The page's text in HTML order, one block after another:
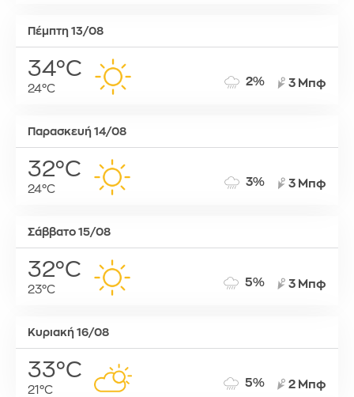
Πέμπτη 13/08
34°C
24°C
2% 3 Μπφ
Παρασκευή 14/08
32°C
24°C
3% 3 Μπφ
Σάββατο 15/08
32°C
23°C
5% 3 Μπφ
Κυριακή 16/08
33°C
21°C
5% 2 Μπφ